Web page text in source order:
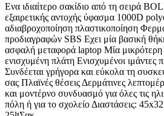
Ενα ιδιαίτερο σακίδιο από τη σειρά
εξαιρετικής αντοχής ύφασμα 1000D
αδιαβροχοποίηση πλαστικοποίηση
προδιαγραφών SBS Εχει μία βασική
ασφαλή μεταφορά laptop Μία
ενισχυμένη πλάτη Ενισχυμένοι ιμάντες
Συνδέεται γρήγορα και εύκολα τη
σας Πλαϊνές θέσεις Δερμάτινες
και μοντέρνο συνδυασμό για όλες τις
πόλη ή για το σχολείο Διαστάσεις: